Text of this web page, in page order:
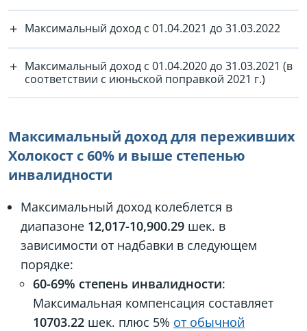
Максимальный доход с 01.04.2021 до 31.03.2022
Максимальный доход с 01.04.2020 до 31.03.2021 (в
соответствии с июньской поправкой 2021 г.)
Максимальный доход для переживших
Холокост с 60% и выше степенью
инвалидности
Максимальный доход колеблется в
диапазоне 12,017-10,900.29 шек. в
зависимости от надбавки в следующем
порядке:
60-69% степень инвалидности:
Максимальная компенсация составляет
10703.22 шек. плюс 5% от обычной